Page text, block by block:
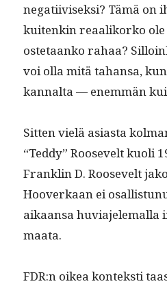
negati­ivisek­si? Tämä on
kuitenkin reaa­liko­rko ole
oste­taanko rahaa?
voi olla mitä tahansa,
kannal­ta — enem­män
Sit­ten vielä asi­as­ta
“Ted­dy” Roo­sevelt kuoli
Franklin D. Roo­sevelt
Hooverkaan ei
aikaansa huvi­a­jele­mal­la
maata.
FDR:n oikea kon­tek­sti